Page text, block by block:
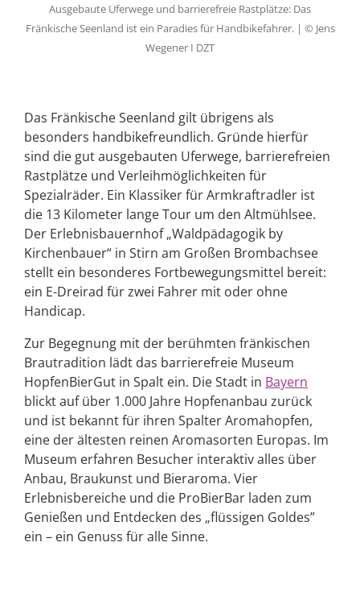
Ausgebaute Uferwege und barrierefreie Rastplätze: Das
Fränkische Seenland ist ein Paradies für Handbikefahrer. | © Jens
Wegener I DZT
Das Fränkische Seenland gilt übrigens als
besonders handbikefreundlich. Gründe hierfür
sind die gut ausgebauten Uferwege, barrierefreien
Rastplätze und Verleihmöglichkeiten für
Spezialräder. Ein Klassiker für Armkraftradler ist
die 13 Kilometer lange Tour um den Altmühlsee.
Der Erlebnisbauernhof „Waldpädagogik by
Kirchenbauer“ in Stirn am Großen Brombachsee
stellt ein besonderes Fortbewegungsmittel bereit:
ein E-Dreirad für zwei Fahrer mit oder ohne
Handicap.
Zur Begegnung mit der berühmten fränkischen
Brautradition lädt das barrierefreie Museum
HopfenBierGut in Spalt ein. Die Stadt in Bayern
blickt auf über 1.000 Jahre Hopfenanbau zurück
und ist bekannt für ihren Spalter Aromahopfen,
eine der ältesten reinen Aromasorten Europas. Im
Museum erfahren Besucher interaktiv alles über
Anbau, Braukunst und Bieraroma. Vier
Erlebnisbereiche und die ProBierBar laden zum
Genießen und Entdecken des „flüssigen Goldes”
ein – ein Genuss für alle Sinne.